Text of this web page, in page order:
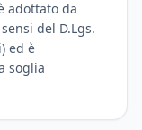
adottato da
del D.Lgs.
ed è
soglia